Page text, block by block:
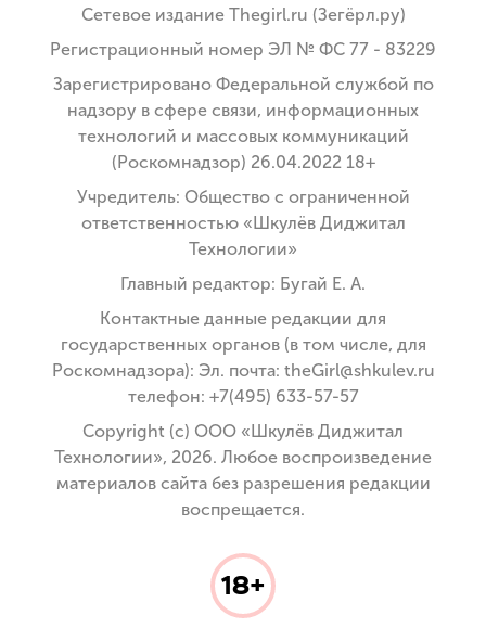
Сетевое издание Thegirl.ru (Зегёрл.ру)
Регистрационный номер ЭЛ № ФС 77 - 83229
Зарегистрировано Федеральной службой по
надзору в сфере связи, информационных
технологий и массовых коммуникаций
(Роскомнадзор) 26.04.2022 18+
Учредитель: Общество с ограниченной
ответственностью «Шкулёв Диджитал
Технологии»
Главный редактор: Бугай Е. А.
Контактные данные редакции для
государственных органов (в том числе, для
Роскомнадзора): Эл. почта: theGirl@shkulev.ru
телефон: +7(495) 633-57-57
Copyright (с) ООО «Шкулёв Диджитал
Технологии», 2026. Любое воспроизведение
материалов сайта без разрешения редакции
воспрещается.
18+